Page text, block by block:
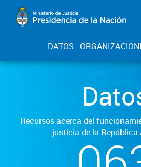
DATOS
Recursos acerca del
justicia de la República